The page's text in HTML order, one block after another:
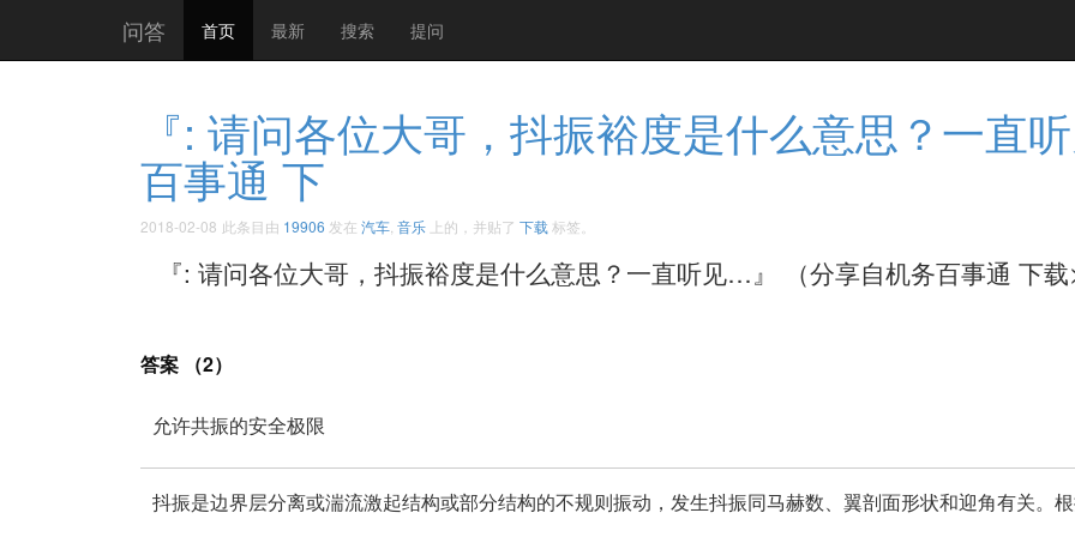
问答 首页 最新 搜索 提问
『: 请问各位大哥，抖振裕度是什么意思？一直
百事通 下
2018-02-08 此条目由 19906 发在 汽车 音乐 上的，并贴了 下载 标签。
『: 请问各位大哥，抖振裕度是什么意思？一直听见…』 （分享自机务百事通 下
答案 （2）
允许共振的安全极限
抖振是边界层分离或湍流激起结构或部分结构的不规则振动，发生抖振同马赫数、翼剖面形状和迎角有关。